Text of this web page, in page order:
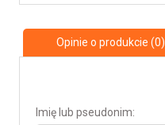
Opinie o produkcie (0)
Imię lub pseudonim: